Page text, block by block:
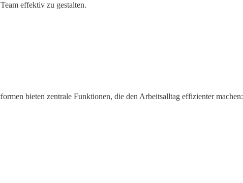
effektiv zu gestalten.
bieten zentrale Funktionen, die den Arbeitsalltag effizienter machen: